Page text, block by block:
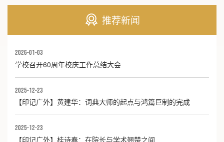
推荐新闻
2026-01-03
学校召开60周年校庆工作总结大会
2025-12-23
【印记广外】黄建华：词典大师的起点与鸿篇巨制的完成
2025-12-23
【印记广外】桂诗春：在院长与学术翘楚之间